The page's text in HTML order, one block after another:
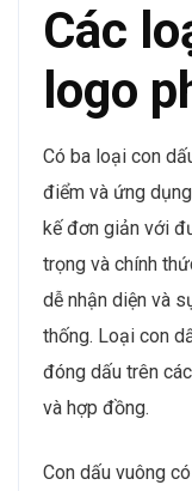
Các
logo
Có ba loại con
điểm và ứng
kế đơn giản với
trọng và chính
dễ nhận diện và
thống. Loại con
đóng dấu trên
và hợp đồng.
Con dấu vuông